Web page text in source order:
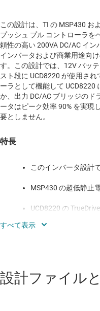
この設計は、TI の MSP430 お
プッシュ プル コントローラを
頼性の高い 200VA DC/AC イ
インバータおよび商業用途向
す。この設計では、12V バッ
スト段に UCD8220 が使用さ
ーラとして機能して UCD8220
か、出力 DC/AC ブリッジのド
ータはピーク効率 90% を実現
要としません。
特長
このインバータ設計
MSP430 の超低静止
UCD8220 の
圧時でも電流駆動能
スイッチング損失お
Rdson と低 Qgs を特
設計ファイル